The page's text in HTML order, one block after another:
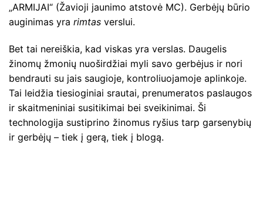
„ARMIJAI“ (Žavioji jaunimo atstovė MC). Gerbėjų būrio
auginimas yra rimtas verslui.
Bet tai nereiškia, kad viskas yra verslas. Daugelis
žinomų žmonių nuoširdžiai myli savo gerbėjus ir nori
bendrauti su jais saugioje, kontroliuojamoje aplinkoje.
Tai leidžia tiesioginiai srautai, prenumeratos paslaugos
ir skaitmeniniai susitikimai bei sveikinimai. Ši
technologija sustiprino žinomus ryšius tarp garsenybių
ir gerbėjų – tiek į gerą, tiek į blogą.